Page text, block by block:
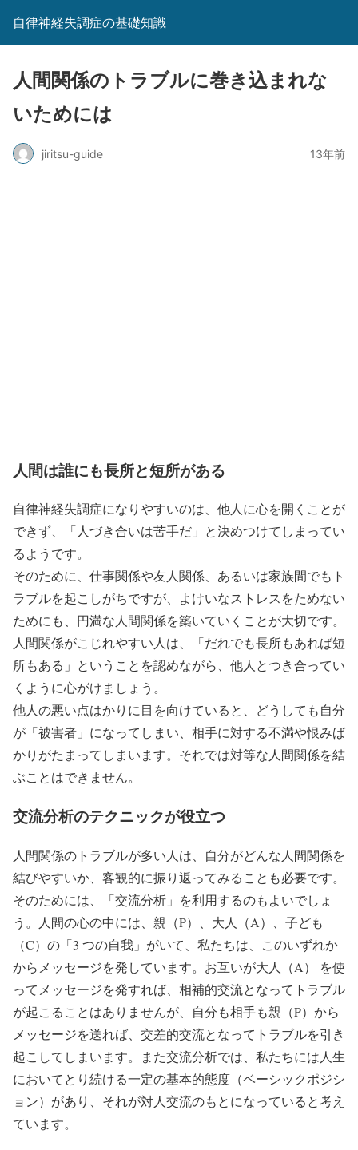
自律神経失調症の基礎知識
人間関係のトラブルに巻き込まれな
いためには
jiritsu-guide 13年前
人間は誰にも長所と短所がある
自律神経失調症になりやすいのは、他人に心を開くことが
できず、「人づき合いは苦手だ」と決めつけてしまってい
るようです。
そのために、仕事関係や友人関係、あるいは家族間でもト
ラブルを起こしがちですが、よけいなストレスをためない
ためにも、円満な人間関係を築いていくことが大切です。
人間関係がこじれやすい人は、「だれでも長所もあれば短
所もある」ということを認めながら、他人とつき合ってい
くように心がけましょう。
他人の悪い点はかりに目を向けていると、どうしても自分
が「被害者」になってしまい、相手に対する不満や恨みば
かりがたまってしまいます。それでは対等な人間関係を結
ぶことはできません。
交流分析のテクニックが役立つ
人間関係のトラブルが多い人は、自分がどんな人間関係を
結びやすいか、客観的に振り返ってみることも必要です。
そのためには、「交流分析」を利用するのもよいでしょ
う。人間の心の中には、親（P）、大人（A）、子ども
（C）の「3 つの自我」がいて、私たちは、このいずれか
からメッセージを発しています。お互いが大人（A） を使
ってメッセージを発すれば、相補的交流となってトラブル
が起こることはありませんが、自分も相手も親（P）から
メッセージを送れば、交差的交流となってトラブルを引き
起こしてしまいます。また交流分析では、私たちには人生
においてとり続ける一定の基本的態度（ベーシックポジシ
ョン）があり、それが対人交流のもとになっていると考え
ています。